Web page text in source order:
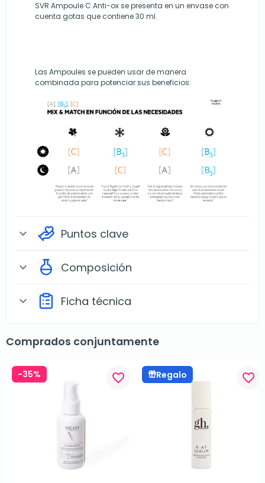
SVR Ampoule C Anti-ox se presenta en un envase con
cuenta gotas que contiene 30 ml.
Las Ampoules se pueden usar de manera
combinada para potenciar sus beneficios:
expand_more Puntos clave
expand_more Composición
expand_more Ficha técnica
Comprados conjuntamente
-35% favorite_border Regalo favorite_border